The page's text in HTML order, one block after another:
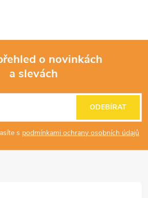
o novinkách
a slevách
s podmínkami ochrany osobních údajů
ODEBÍRAT